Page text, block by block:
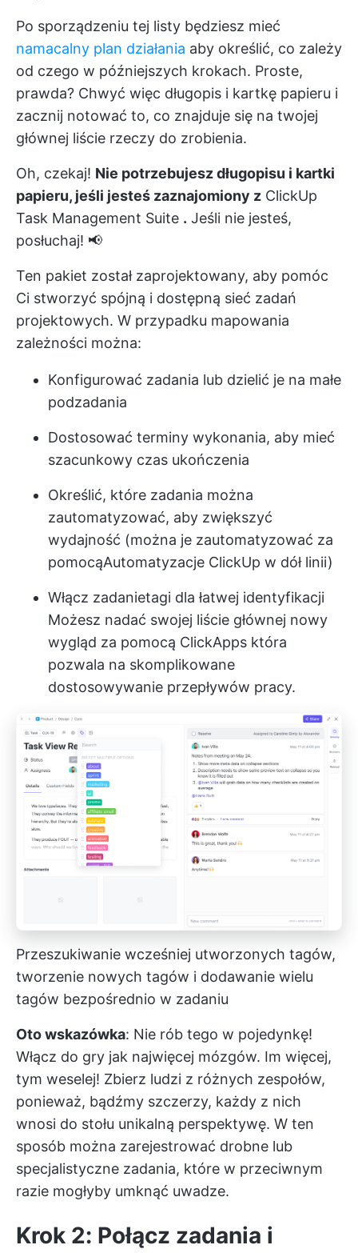
Po sporządzeniu tej listy będziesz mieć
namacalny plan działania aby określić, co zależy
od czego w późniejszych krokach. Proste,
prawda? Chwyć więc długopis i kartkę papieru i
zacznij notować to, co znajduje się na twojej
głównej liście rzeczy do zrobienia.
Oh, czekaj! Nie potrzebujesz długopisu i kartki
papieru, jeśli jesteś zaznajomiony z ClickUp
Task Management Suite . Jeśli nie jesteś,
posłuchaj! 📢
Ten pakiet został zaprojektowany, aby pomóc
Ci stworzyć spójną i dostępną sieć zadań
projektowych. W przypadku mapowania
zależności można:
Konfigurować zadania lub dzielić je na małe
podzadania
Dostosować terminy wykonania, aby mieć
szacunkowy czas ukończenia
Określić, które zadania można
zautomatyzować, aby zwiększyć
wydajność (można je zautomatyzować za
pomocąAutomatyzacje ClickUp w dół linii)
Włącz zadanietagi dla łatwej identyfikacji
Możesz nadać swojej liście głównej nowy
wygląd za pomocą ClickApps która
pozwala na skomplikowane
dostosowywanie przepływów pracy.
Przeszukiwanie wcześniej utworzonych tagów,
tworzenie nowych tagów i dodawanie wielu
tagów bezpośrednio w zadaniu
Oto wskazówka: Nie rób tego w pojedynkę!
Włącz do gry jak najwięcej mózgów. Im więcej,
tym weselej! Zbierz ludzi z różnych zespołów,
ponieważ, bądźmy szczerzy, każdy z nich
wnosi do stołu unikalną perspektywę. W ten
sposób można zarejestrować drobne lub
specjalistyczne zadania, które w przeciwnym
razie mogłyby umknąć uwadze.
Krok 2: Połącz zadania i